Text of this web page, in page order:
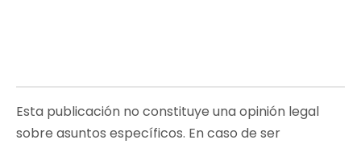
Esta publicación no constituye una opinión legal
sobre asuntos específicos. En caso de ser